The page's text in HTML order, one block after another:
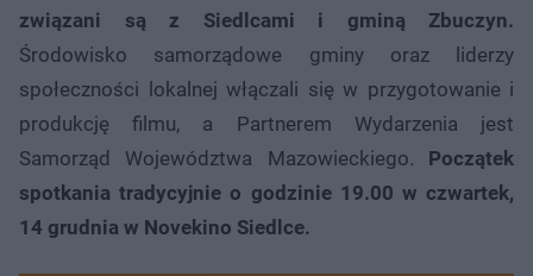
związani są z Siedlcami i gminą Zbuczyn.
Środowisko samorządowe gminy oraz liderzy
społeczności lokalnej włączali się w przygotowanie i
produkcję filmu, a Partnerem Wydarzenia jest
Samorząd Województwa Mazowieckiego. Początek
spotkania tradycyjnie o godzinie 19.00 w czwartek,
14 grudnia w Novekino Siedlce.